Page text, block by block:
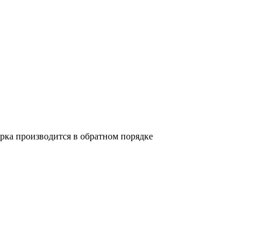
производится в обратном порядке